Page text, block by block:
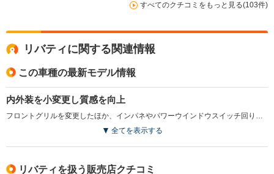
すべてのクチコミをもっと見る(103件)
リバティに関する関連情報
この車種の最新モデル情報
内外装を小変更し質感を向上
フロントグリルを変更したほか、インパネやパワーウインドウスイッチ回りにバーズアイメープル柄の木目調パネルを採用。装備面ではバックビューモニターをカラー化したほか、キセノンヘッドランプやビルトインジュニアシートをオプション設定。（2002.9）
全てを表示する
リバティを扱う販売店クチコミ